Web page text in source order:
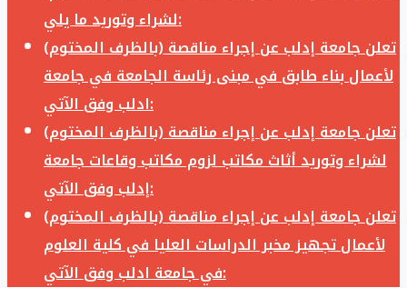
لشراء وتوريد ما يلي:
تعلن جامعة إدلب عن إجراء مناقصة (بالظرف المختوم)
لأعمال بناء طابق في مبنى رئاسة الجامعة في جامعة
ادلب وفق الآتي:
تعلن جامعة إدلب عن إجراء مناقصة (بالظرف المختوم)
لشراء وتوريد أثاث مكاتب لزوم مكاتب وقاعات جامعة
إدلب وفق الآتي:
تعلن جامعة إدلب عن إجراء مناقصة (بالظرف المختوم)
لأعمال تجهيز مخبر الدراسات العليا في كلية العلوم
في جامعة ادلب وفق الآتي: